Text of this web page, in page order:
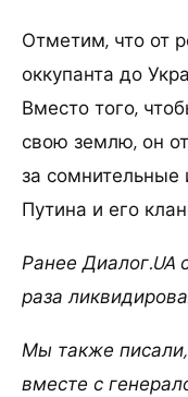
Отметим, что от
оккупанта до
Вместо того,
свою землю, он
за
Путина и его
Ранее Диалог.UA
раза
Мы также
вместе с